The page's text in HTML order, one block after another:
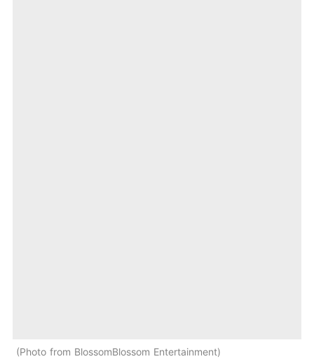
Photo from BlossomBlossom Entertainment